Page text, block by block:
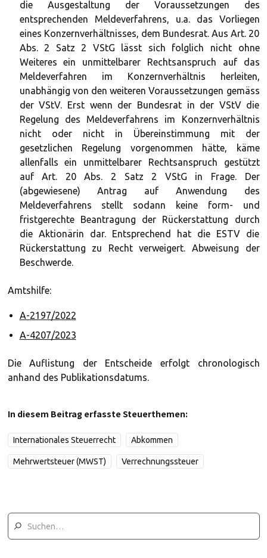
die Ausgestaltung der Voraussetzungen des
entsprechenden Meldeverfahrens, u.a. das Vorliegen
eines Konzernverhältnisses, dem Bundesrat. Aus Art. 20
Abs. 2 Satz 2 VStG lässt sich folglich nicht ohne
Weiteres ein unmittelbarer Rechtsanspruch auf das
Meldeverfahren im Konzernverhältnis herleiten,
unabhängig von den weiteren Voraussetzungen gemäss
der VStV. Erst wenn der Bundesrat in der VStV die
Regelung des Meldeverfahrens im Konzernverhältnis
nicht oder nicht in Übereinstimmung mit der
gesetzlichen Regelung vorgenommen hätte, käme
allenfalls ein unmittelbarer Rechtsanspruch gestützt
auf Art. 20 Abs. 2 Satz 2 VStG in Frage. Der
(abgewiesene) Antrag auf Anwendung des
Meldeverfahrens stellt sodann keine form- und
fristgerechte Beantragung der Rückerstattung durch
die Aktionärin dar. Entsprechend hat die ESTV die
Rückerstattung zu Recht verweigert. Abweisung der
Beschwerde.
Amtshilfe:
A-2197/2022
A-4207/2023
Die Auflistung der Entscheide erfolgt chronologisch
anhand des Publikationsdatums.
In diesem Beitrag erfasste Steuerthemen:
Internationales Steuerrecht Abkommen
Mehrwertsteuer (MWST) Verrechnungssteuer